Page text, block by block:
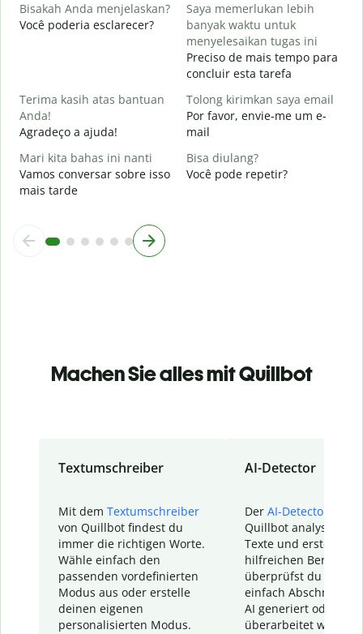
Bisakah Anda menjelaskan?
Você poderia esclarecer?
Saya memerlukan lebih
banyak waktu untuk
menyelesaikan tugas ini
Preciso de mais tempo para
concluir esta tarefa
Terima kasih atas bantuan
Anda!
Agradeço a ajuda!
Tolong kirimkan saya email
Por favor, envie-me um e-
mail
Mari kita bahas ini nanti
Vamos conversar sobre isso
mais tarde
Bisa diulang?
Você pode repetir?
Machen Sie alles mit Quillbot
Textumschreiber
Mit dem Textumschreiber
von Quillbot findest du
immer die richtigen Worte.
Wähle einfach den
passenden vordefinierten
Modus aus oder erstelle
deinen eigenen
personalisierten Modus.
AI-Detector
Der AI-Detector
Quillbot analysiert
Texte und erstellt
hilfreichen Bericht.
überprüfst du
einfach Abschnitte,
AI generiert oder
überarbeitet wurden.